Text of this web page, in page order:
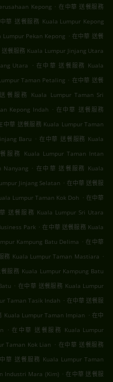
Kepong . 在中華 送餐服務
華 送餐服務 Kuala Lumpur Kepong
Lumpur Pekan Kepong . 在中華 送餐
送餐服務 Kuala Lumpur Jinjang Utara
Utara . 在中華 送餐服務 Kuala
Taman Petaling . 在中華 送餐
餐服務 Kuala Lumpur Taman Sri
Kepong Indah . 在中華 送餐服務
中華 送餐服務 Kuala Lumpur Taman
Baru . 在中華 送餐服務 Kuala
服務 Kuala Lumpur Taman Intan
Nanyang . 在中華 送餐服務 Kuala
Jinjang Selatan . 在中華 送餐服
Lumpur Taman Kok Doh . 在中華
送餐服務 Kuala Lumpur Sri Utara
Park . 在中華 送餐服務 Kuala
Kampung Batu Delima . 在中華
務 Kuala Lumpur Taman Mastiara .
服務 Kuala Lumpur Kampung Batu
. 在中華 送餐服務 Kuala Lumpur
Taman Tasik Indah . 在中華 送餐服
Kuala Lumpur Taman Impian . 在中
. 在中華 送餐服務 Kuala Lumpur
Taman Kok Lian . 在中華 送餐服務
華 送餐服務 Kuala Lumpur Taman
Industri Mara (Kim) . 在中華 送餐服